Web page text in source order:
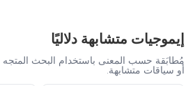
إيموجيات متشابهة دلاليًا
مُطابَقة حسب المعنى باستخدام البحث
أو سياقات متشابهة.